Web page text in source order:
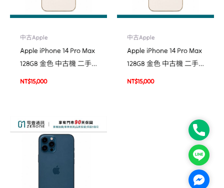
中古Apple
Apple iPhone 14 Pro Max
128GB 金色 中古機 二手
機 福利機 #93164
NT$15,000
中古Apple
Apple iPhone 14 Pro Max
128GB 金色 中古機 二手
機 福利機 #50895
NT$15,000
Phone
Line